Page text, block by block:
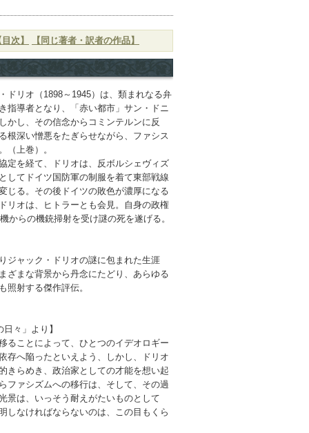
次】 【同じ著者・訳者の作品】
ドリオ（1898～1945）は、類まれなる弁
指導者となり、「赤い都市」サン・ドニ
かし、その信念からコミンテルンに反
根深い憎悪をたぎらせながら、ファシス
（上巻）。
定を経て、ドリオは、反ボルシェヴィズ
してドイツ国防軍の制服を着て東部戦線
じる。その後ドイツの敗色が濃厚になる
リオは、ヒトラーとも会見。自身の政権
からの機銃掃射を受け謎の死を遂げる。
ジャック・ドリオの謎に包まれた生涯
ざまな背景から丹念にたどり、あらゆる
照射する傑作評伝。
々」より】
ることによって、ひとつのイデオロギー
存へ陥ったといえよう、しかし、ドリオ
きらめき、政治家としての才能を想い起
ファシズムへの移行は、そして、その過
景は、いっそう耐えがたいものとして
しなければならないのは、この目もくら